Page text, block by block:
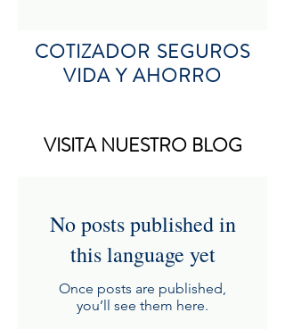
COTIZADOR SEGUROS
VIDA Y AHORRO
VISITA NUESTRO BLOG
No posts published in
this language yet
Once posts are published,
you’ll see them here.